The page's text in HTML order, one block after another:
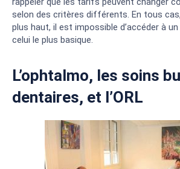
selon des critères différents. En tous
plus haut, il est impossible d’accéder à
celui le plus basique.
L’ophtalmo, les soins
dentaires, et l’ORL